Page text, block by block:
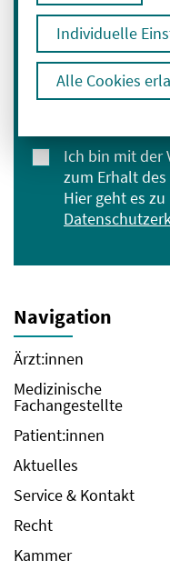
Individuelle
Alle Cookies
Melden Sie sich für
E-Mail-Adresse
Ich bin mit der
zum Erhalt
Hier geht es
Anmelden
Navigation
Ärzt:innen
Medizinische
Fachangestellte
Patient:innen
Aktuelles
Service & Kontakt
Recht
Kammer